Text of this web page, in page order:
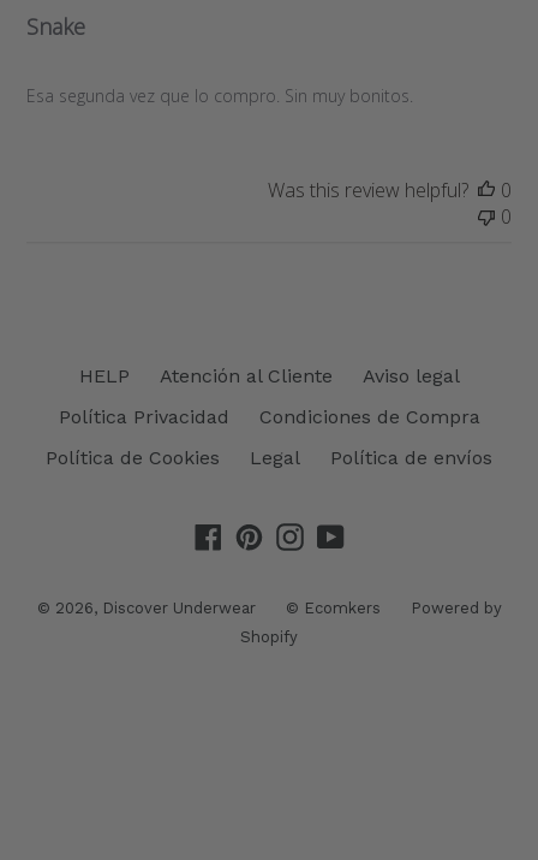
Snake
Esa segunda vez que lo compro. Sin muy bonitos.
Was this review helpful?
0
0
HELP Atención al Cliente
Aviso legal
Política Privacidad
Condiciones de Compra
Política de Cookies
Legal Política de envíos
Facebook
PinterestInstagram
YouTube
© 2026, Discover Underwear © Ecomkers
Powered by
Shopify